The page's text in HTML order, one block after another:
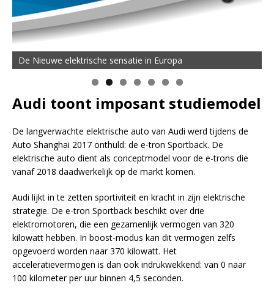
De Nieuwe elektrische sensatie in Europa
Audi toont imposant studiemodel
De langverwachte elektrische auto van Audi werd tijdens de
Auto Shanghai 2017 onthuld: de e-tron Sportback. De
elektrische auto dient als conceptmodel voor de e-trons die
vanaf 2018 daadwerkelijk op de markt komen.
Audi lijkt in te zetten sportiviteit en kracht in zijn elektrische
strategie. De e-tron Sportback beschikt over drie
elektromotoren, die een gezamenlijk vermogen van 320
kilowatt hebben. In boost-modus kan dit vermogen zelfs
opgevoerd worden naar 370 kilowatt. Het
acceleratievermogen is dan ook indrukwekkend: van 0 naar
100 kilometer per uur binnen 4,5 seconden.